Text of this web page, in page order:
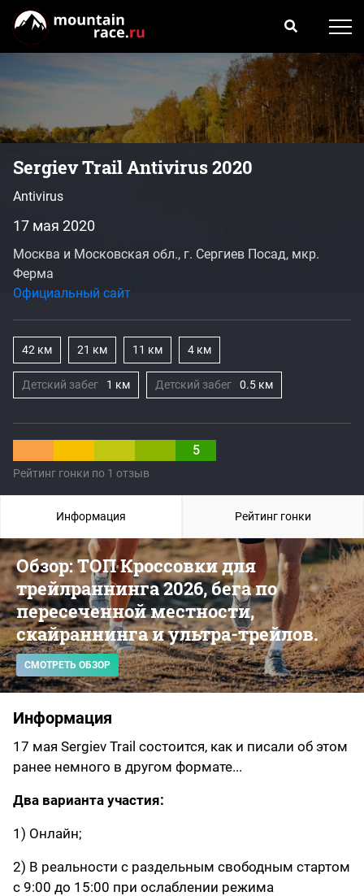
Sergiev Trail Antivirus 2020
Antivirus
5
Рейтинг гонки по 1 отзыв
17 мая 2020
Москва и Московская обл., г. Сергиев Посад, мкр.
Ферма
Официальный сайт
42 км 21 км 11 км 4 км
Детский забег 1 км Детский забег 0.5 км
Обзор: ТОП Кроссовки для
трейлраннинга 2026, бега по
пересеченной местности,
скайраннинга и ультра-трейлов.
СМОТРЕТЬ ОБЗОР
Информация
17 мая Sergiev Trail состоится, как и писали об этом
ранее немного в другом формате...
Два варианта участия:
1) Онлайн;
2) В реальности с раздельным свободным стартом
с 9:00 до 15:00 при ослаблении режима
Информация Рейтинг гонки